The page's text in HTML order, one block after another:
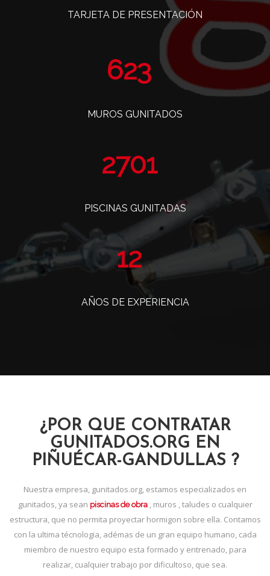
TARJETA DE PRESENTACIÓN
763
MUROS GUNITADOS
3307
PISCINAS GUNITADAS
14
AÑOS DE EXPERIENCIA
¿POR QUE CONTRATAR
GUNITADOS.ORG EN
PIÑUÉCAR-GANDULLAS ?
Nuestra empresa, gunitados.org, estamos especializados en
gunitados, ya sean piscinas de obra, muros , taludes o cualquier
estructura, que no permita proyectar hormigon sobre ella. Contamos
con la ultima técnologia, adémas de un gran equipo humano, cada
miembro de nuestro equipo esta formado y entrenado, para
realizar, cualquier trabajo por dificultoso, que sea.